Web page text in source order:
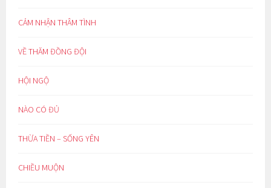
CẢM NHẬN THÂM TÌNH
VỀ THĂM ĐỒNG ĐỘI
HỘI NGỘ
NÀO CÓ ĐỦ
THỪA TIỀN – SỐNG YÊN
CHIỀU MUỘN